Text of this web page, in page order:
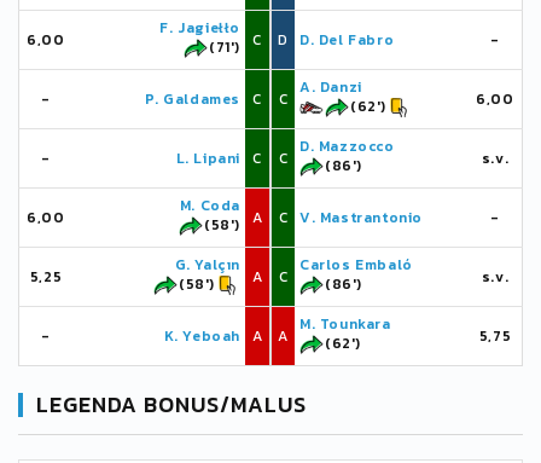
6,00
F. Jagiełło
(71')
C
- P. Galdames C
- L. Lipani C
6,00
M. Coda
(58')
A
5,25
G. Yalçın
(58')
A
- K. Yeboah A
D D. Del Fabro -
C
A. Danzi
(62')
6,00
C
D. Mazzocco
(86')
s.v.
C V. Mastrantonio -
C
Carlos Embaló
(86')
s.v.
A
M. Tounkara
(62')
5,75
LEGENDA BONUS/MALUS